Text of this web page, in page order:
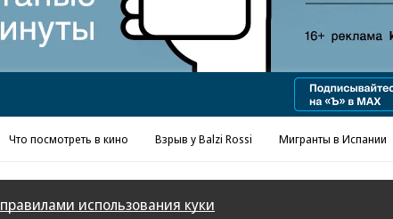
Что посмотреть в кино Взрыв у Balzi Rossi Мигранты в Испании
правилами использования куки